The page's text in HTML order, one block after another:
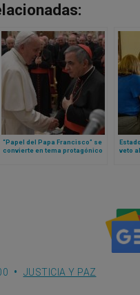
“Papel del Papa Francisco” se
convierte en tema protagónico
veto
JUSTICIA Y PAZ